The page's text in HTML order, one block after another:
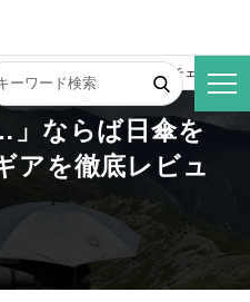
登山は暑い…」ならば日傘をチェック！
」ならば日傘を
アを徹底レビュ